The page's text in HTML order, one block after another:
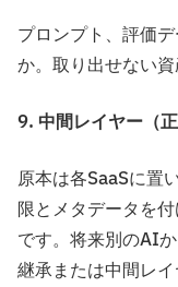
プロンプト、評価
か。取り出せない
9. 中間レイヤー（
原本は各SaaSに置
限とメタデータを
です。将来別のAI
継承または中間レ